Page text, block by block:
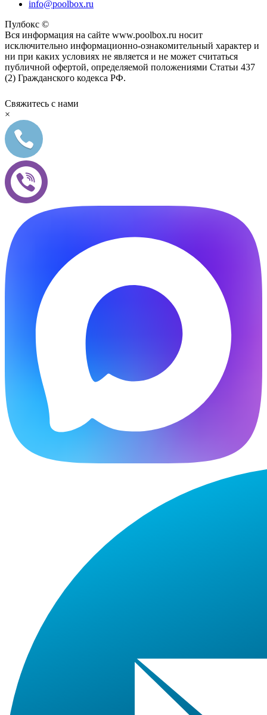
info@poolbox.ru
Пулбокс ©
Вся информация на сайте www.poolbox.ru носит
исключительно информационно-ознакомительный характер и
ни при каких условиях не является и не может считаться
публичной офертой, определяемой положениями Статьи 437
(2) Гражданского кодекса РФ.
Свяжитесь с нами
×